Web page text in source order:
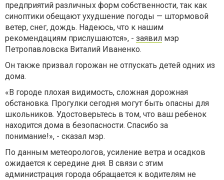
предприятий различных форм собственности, так как
синоптики обещают ухудшение погоды — штормовой
ветер, снег, дождь. Надеюсь, что к нашим
рекомендациям прислушаются», - заявил мэр
Петропавловска Виталий Иваненко.
Он также призвал горожан не отпускать детей одних из
дома.
«В городе плохая видимость, сложная дорожная
обстановка. Прогулки сегодня могут быть опасны для
школьников. Удостоверьтесь в том, что ваш ребенок
находится дома в безопасности. Спасибо за
понимание!», - сказал мэр.
По данным метеорологов, усиление ветра и осадков
ожидается к середине дня. В связи с этим
администрация города обращается к водителям не